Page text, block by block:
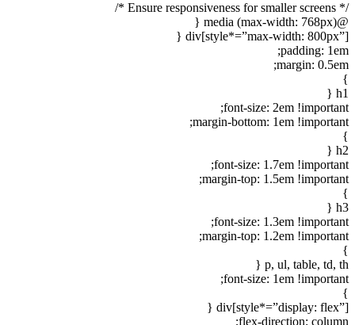
/* Ensure responsiveness for smaller screens */
@media (max-width: 768px) {
div[style*=”max-width: 800px”] {
padding: 1em;
margin: 0.5em;
}
h1 {
font-size: 2em !important;
margin-bottom: 1em !important;
}
h2 {
font-size: 1.7em !important;
margin-top: 1.5em !important;
}
h3 {
font-size: 1.3em !important;
margin-top: 1.2em !important;
}
p, ul, table, td, th {
font-size: 1em !important;
}
div[style*=”display: flex”] {
flex-direction: column;